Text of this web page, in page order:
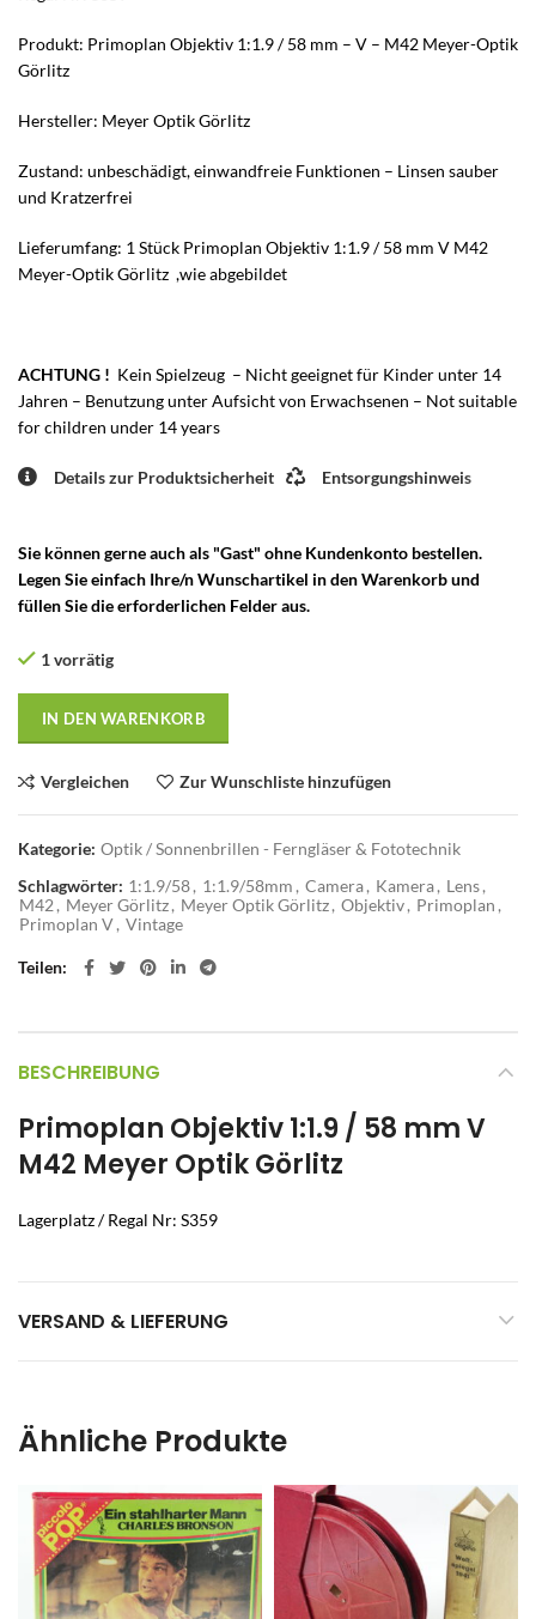
Produkt: Primoplan Objektiv 1:1.9 / 58 mm – V – M42 Meyer-Optik
Görlitz
Hersteller: Meyer Optik Görlitz
Zustand: unbeschädigt, einwandfreie Funktionen – Linsen sauber
und Kratzerfrei
Lieferumfang: 1 Stück Primoplan Objektiv 1:1.9 / 58 mm V M42
Meyer-Optik Görlitz ,wie abgebildet
ACHTUNG ! Kein Spielzeug – Nicht geeignet für Kinder unter 14
Jahren – Benutzung unter Aufsicht von Erwachsenen – Not suitable
for children under 14 years
Details zur Produktsicherheit Entsorgungshinweis
Sie können gerne auch als "Gast" ohne Kundenkonto bestellen.
Legen Sie einfach Ihre/n Wunschartikel in den Warenkorb und
füllen Sie die erforderlichen Felder aus.
1 vorrätig
IN DEN WARENKORB
Vergleichen Zur Wunschliste hinzufügen
Kategorie: Optik / Sonnenbrillen - Ferngläser & Fototechnik
Schlagwörter: 1:1.9/58, 1:1.9/58mm , Camera, Kamera, Lens,
M42 , Meyer Görlitz, Meyer Optik Görlitz, Objektiv, Primoplan ,
Primoplan V, Vintage
Teilen
BESCHREIBUNG
Primoplan Objektiv 1:1.9 / 58 mm V
M42 Meyer Optik Görlitz
Lagerplatz / Regal Nr: S359
VERSAND & LIEFERUNG
Ähnliche Produkte